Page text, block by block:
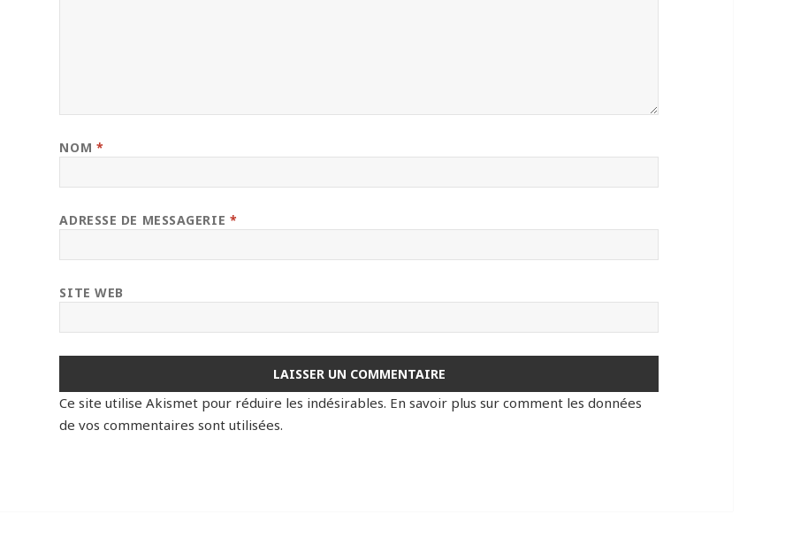
NOM *
ADRESSE DE MESSAGERIE *
SITE WEB
Ce site utilise Akismet pour réduire les indésirables. En savoir plus sur comment les données
de vos commentaires sont utilisées.